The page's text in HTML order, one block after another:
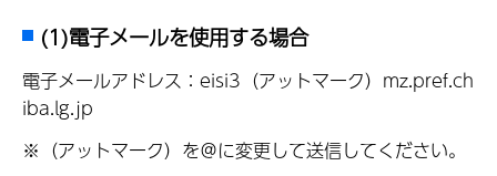
(1)電子メールを使用する場合
電子メールアドレス：eisi3（アットマーク）mz.pref.ch
iba.lg.jp
※（アットマーク）を＠に変更して送信してください。